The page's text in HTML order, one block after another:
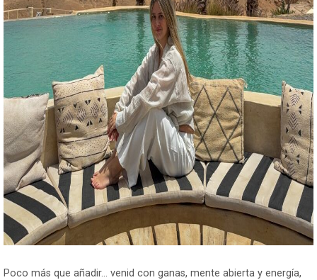
Poco más que añadir... venid con ganas, mente abierta y energía,